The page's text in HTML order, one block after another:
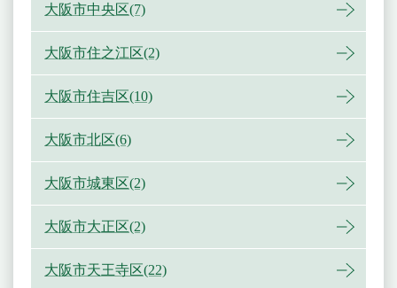
大阪市中央区(7)
大阪市住之江区(2)
大阪市住吉区(10)
大阪市北区(6)
大阪市城東区(2)
大阪市大正区(2)
大阪市天王寺区(22)